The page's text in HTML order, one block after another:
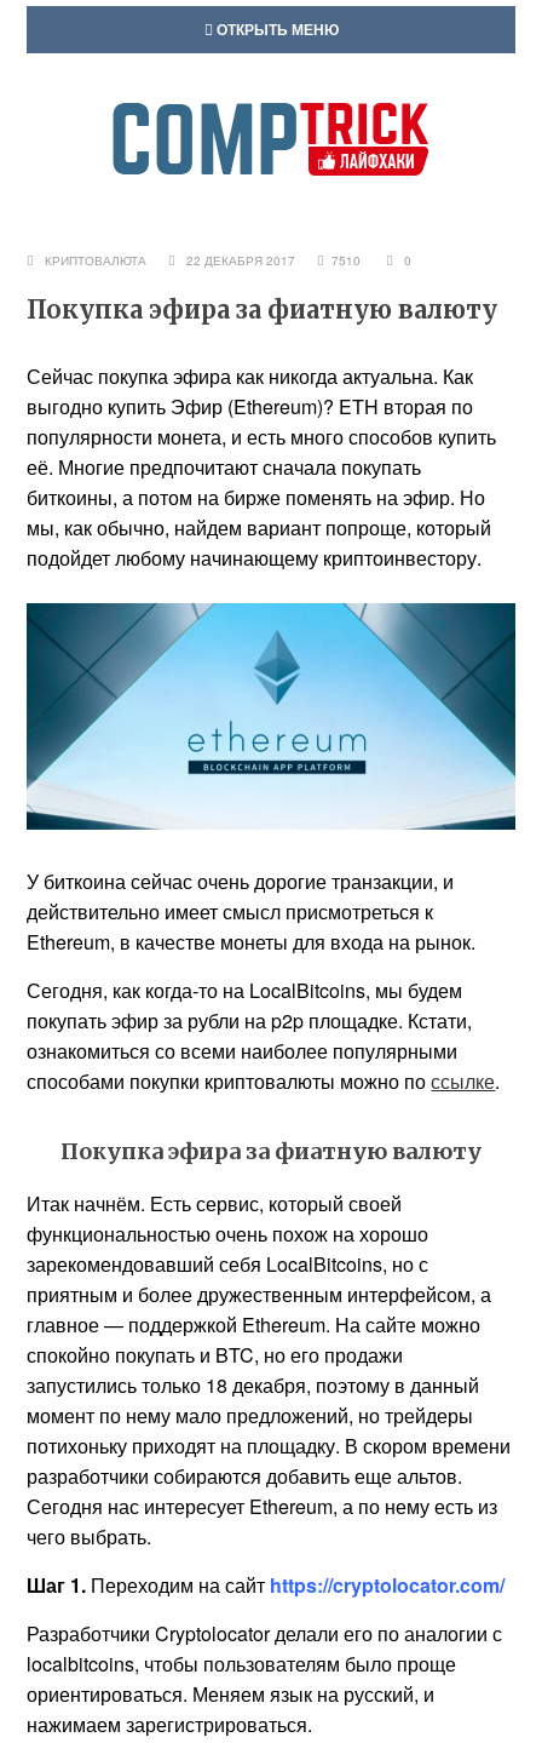
ОТКРЫТЬ МЕНЮ
КРИПТОВАЛЮТА 22 ДЕКАБРЯ 2017 7510 0
Покупка эфира за фиатную валюту
Сейчас покупка эфира как никогда актуальна. Как
выгодно купить Эфир (Ethereum)? ETH вторая по
популярности монета, и есть много способов купить
её. Многие предпочитают сначала покупать
биткоины, а потом на бирже поменять на эфир. Но
мы, как обычно, найдем вариант попроще, который
подойдет любому начинающему криптоинвестору.
У биткоина сейчас очень дорогие транзакции, и
действительно имеет смысл присмотреться к
Ethereum, в качестве монеты для входа на рынок.
Сегодня, как когда-то на LocalBitcoins, мы будем
покупать эфир за рубли на p2p площадке. Кстати,
ознакомиться со всеми наиболее популярными
способами покупки криптовалюты можно поссылке.
Покупка эфира за фиатную валюту
Итак начнём. Есть сервис, который своей
функциональностью очень похож на хорошо
зарекомендовавший себя LocalBitcoins, но с
приятным и более дружественным интерфейсом, а
главное — поддержкой Ethereum. На сайте можно
спокойно покупать и BTC, но его продажи
запустились только 18 декабря, поэтому в данный
момент по нему мало предложений, но трейдеры
потихоньку приходят на площадку. В скором времени
разработчики собираются добавить еще альтов.
Сегодня нас интересует Ethereum, а по нему есть из
чего выбрать.
Шаг 1. Переходим на сайт https://cryptolocator.com/
Разработчики Cryptolocator делали его по аналогии с
localbitcoins, чтобы пользователям было проще
ориентироваться. Меняем язык на русский, и
нажимаем зарегистрироваться.